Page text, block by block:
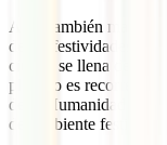
Abril también marca
de las festividades
ciudad se llena de
planazo es recorrer los
de la Humanidad por
del ambiente festivo.